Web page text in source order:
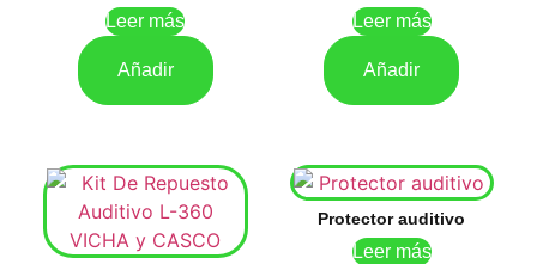
Leer más
Añadir
Leer más
Añadir
Protector auditivo
Leer más